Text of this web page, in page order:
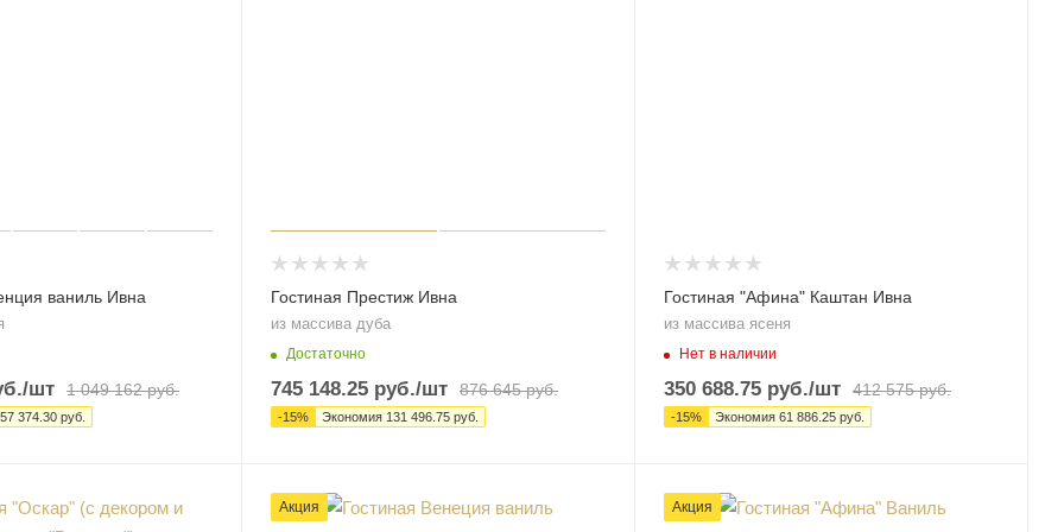
ваниль Ивна
/шт 1 049 162руб.
374.30 руб.
Гостиная Престиж Ивна
из массива дуба
Достаточно
745 148.25 руб./шт 876 645руб.
-15% Экономия 131 496.75 руб.
Гостиная "Афина" Каштан Ивна
из массива ясеня
Нет в наличии
350 688.75 руб./шт 412 575руб.
-15% Экономия 61 886.25 руб.
Акция Акция